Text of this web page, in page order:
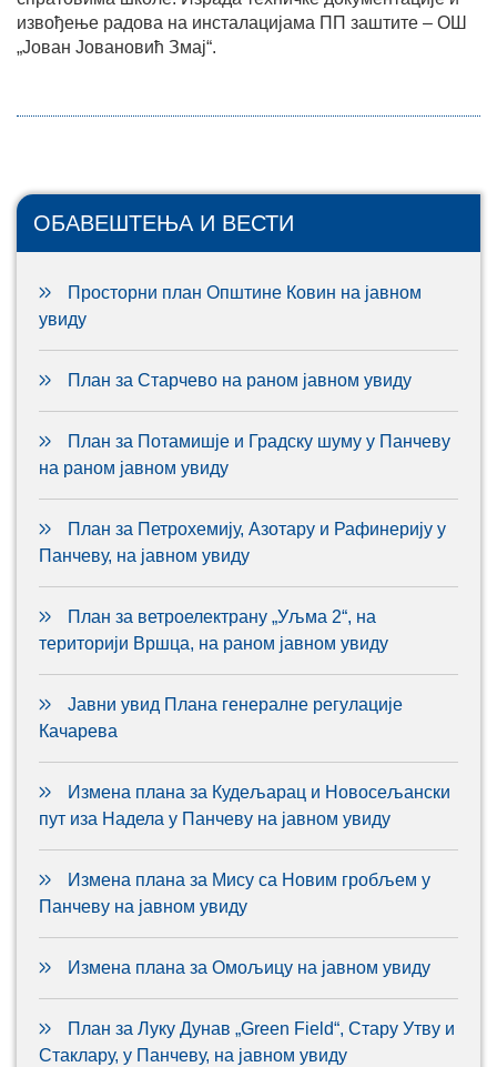
извођење радова на инсталацијама ПП заштите – ОШ
„Јован Јовановић Змај“.
ОБАВЕШТЕЊА И ВЕСТИ
Просторни план Општине Ковин на јавном
увиду
План за Старчево на раном јавном увиду
План за Потамишје и Градску шуму у Панчеву
на раном јавном увиду
План за Петрохемију, Азотару и Рафинерију у
Панчеву, на јавном увиду
План за ветроелектрану „Уљма 2“, на
територији Вршца, на раном јавном увиду
Јавни увид Плана генералне регулације
Качарева
Измена плана за Кудељарац и Новосељански
пут иза Надела у Панчеву на јавном увиду
Измена плана за Мису са Новим гробљем у
Панчеву на јавном увиду
Измена плана за Омољицу на јавном увиду
План за Луку Дунав „Green Field“, Стару Утву и
Стаклару, у Панчеву, на јавном увиду